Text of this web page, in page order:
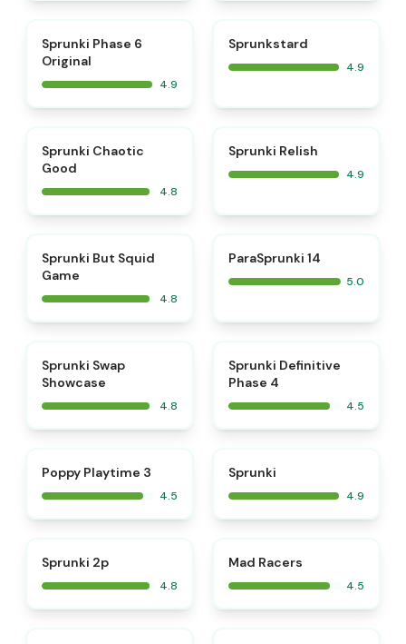
Sprunki Phase 6
Original
4.9
Sprunkstard
4.9
Sprunki Chaotic
Good
4.8
Sprunki Relish
4.9
Sprunki But Squid
Game
4.8
ParaSprunki 14
5.0
Sprunki Swap
Showcase
4.8
Sprunki Definitive
Phase 4
4.5
Poppy Playtime 3
4.5
Sprunki
4.9
Sprunki 2p
4.8
Mad Racers
4.5